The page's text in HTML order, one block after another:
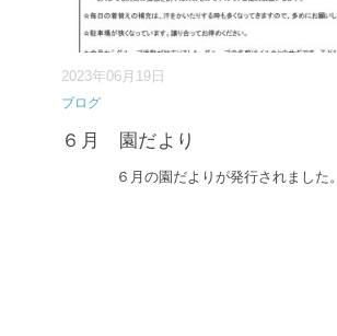
2023年06月19日
ブログ
６月 園だより
６月の園だよりが発行されました。